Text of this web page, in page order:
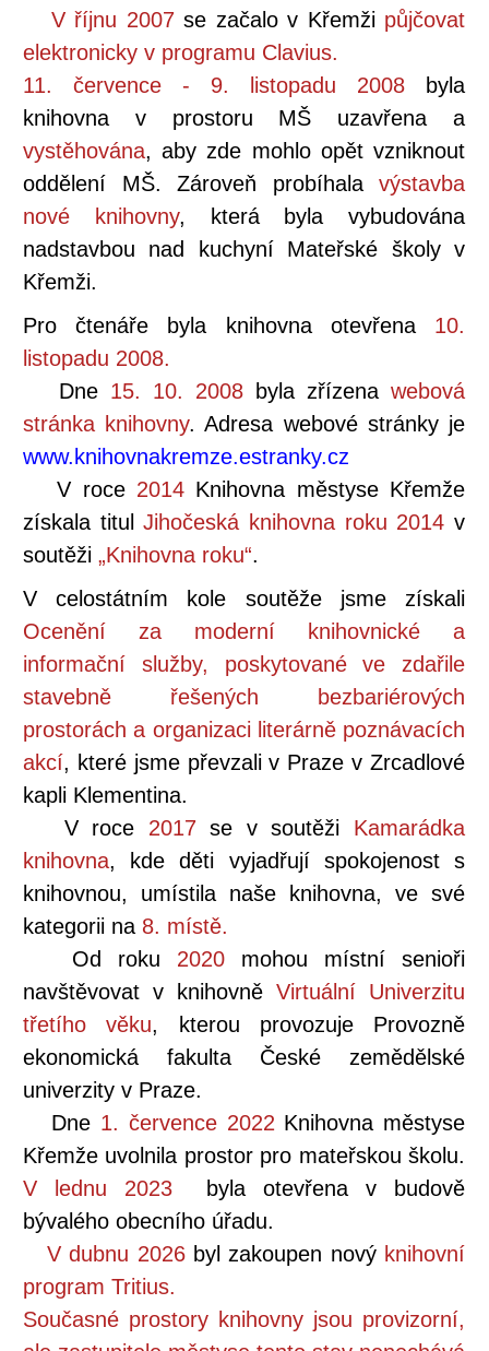
V říjnu 2007se začalo v Křemži půjčovat
elektronicky v programu Clavius.
11. července - 9. listopadu 2008 byla
knihovna v prostoru MŠ uzavřena a
vystěhována, aby zde mohlo opět vzniknout
oddělení MŠ. Zároveň probíhala výstavba
nové knihovny, která byla vybudována
nadstavbou nad kuchyní Mateřské školy v
Křemži.
Pro čtenáře byla knihovna otevřena 10.
listopadu 2008.
Dne 15. 10. 2008 byla zřízena webová
stránka knihovny. Adresa webové stránky je
www.knihovnakremze.estranky.cz
V roce 2014Knihovna městyse Křemže
získala titulJihočeská knihovna roku 2014v
soutěži „Knihovna roku“.
V celostátním kole soutěže jsme získali
Ocenění za moderní knihovnické a
informační služby, poskytované ve zdařile
stavebně řešených bezbariérových
prostorách a organizaci literárně poznávacích
akcí, které jsme převzali v Praze v Zrcadlové
kapli Klementina.
V roce 2017se v soutěži Kamarádka
knihovna, kde děti vyjadřují spokojenost s
knihovnou, umístila naše knihovna, ve své
kategorii na 8. místě.
Od roku 2020 mohou místní senioři
navštěvovat v knihovně Virtuální Univerzitu
třetího věku, kterou provozuje Provozně
ekonomická fakulta České zemědělské
univerzity v Praze.
Dne 1. července 2022 Knihovna městyse
Křemže uvolnila prostor pro mateřskou školu.
V lednu 2023byla otevřena v budově
bývalého obecního úřadu.
V dubnu 2026byl zakoupen nový knihovní
program Tritius.
Současné prostory knihovny jsou provizorní,